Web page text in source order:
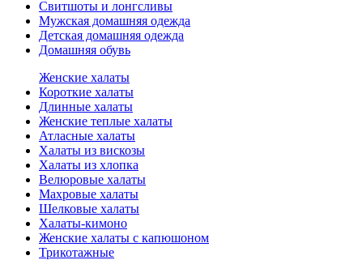
Свитшоты и лонгсливы
Мужская домашняя одежда
Детская домашняя одежда
Домашняя обувь
Женские халаты
Короткие халаты
Длинные халаты
Женские теплые халаты
Атласные халаты
Халаты из вискозы
Халаты из хлопка
Велюровые халаты
Махровые халаты
Шелковые халаты
Халаты-кимоно
Женские халаты с капюшоном
Трикотажные